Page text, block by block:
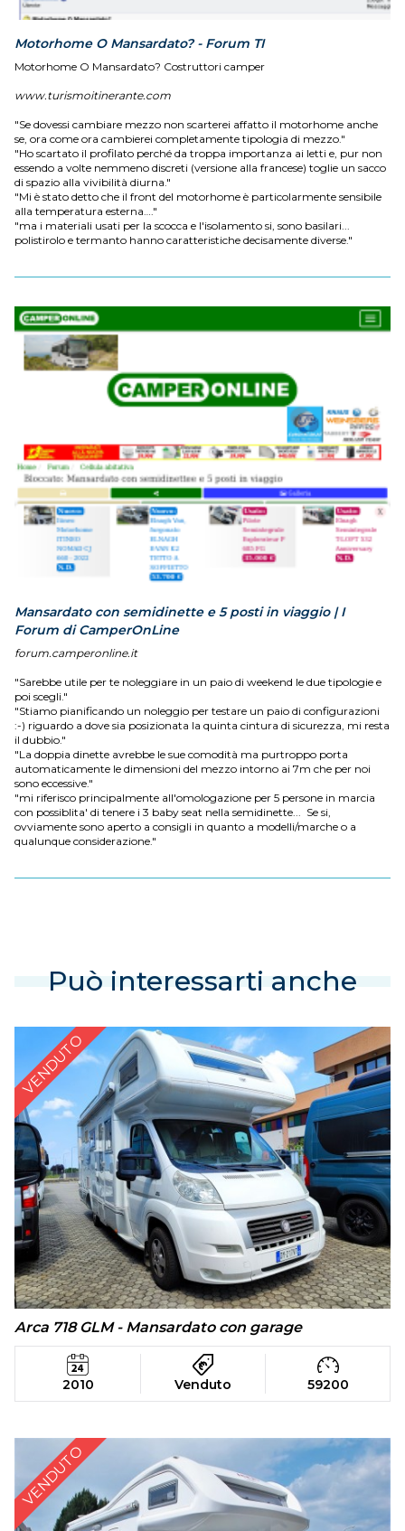
Motorhome O Mansardato? - Forum TI
Motorhome O Mansardato? Costruttori camper
www.turismoitinerante.com
"Se dovessi cambiare mezzo non scarterei affatto il motorhome anche
se, ora come ora cambierei completamente tipologia di mezzo."
"Ho scartato il profilato perché da troppa importanza ai letti e, pur non
essendo a volte nemmeno discreti (versione alla francese) toglie un sacco
di spazio alla vivibilità diurna."
"Mi è stato detto che il front del motorhome è particolarmente sensibile
alla temperatura esterna…."
"ma i materiali usati per la scocca e l'isolamento si, sono basilari...
polistirolo e termanto hanno caratteristiche decisamente diverse."
Mansardato con semidinette e 5 posti in viaggio | I
Forum di CamperOnLine
forum.camperonline.it
"Sarebbe utile per te noleggiare in un paio di weekend le due tipologie e
poi scegli."
"Stiamo pianificando un noleggio per testare un paio di configurazioni
:-) riguardo a dove sia posizionata la quinta cintura di sicurezza, mi resta
il dubbio."
"La doppia dinette avrebbe le sue comodità ma purtroppo porta
automaticamente le dimensioni del mezzo intorno ai 7m che per noi
sono eccessive."
"mi riferisco principalmente all'omologazione per 5 persone in marcia
con possiblita' di tenere i 3 baby seat nella semidinette... Se si,
ovviamente sono aperto a consigli in quanto a modelli/marche o a
qualunque considerazione."
Può interessarti anche
VENDUTO
Arca 718 GLM - Mansardato con garage
2010 Venduto 59200
VENDUTO